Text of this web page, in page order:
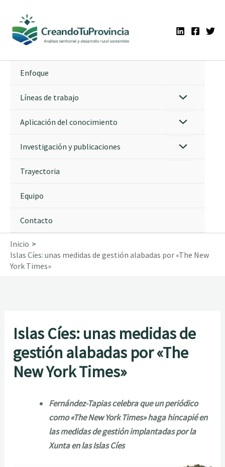
contenido
Enfoque
Líneas de trabajo
Aplicación del conocimiento
Investigación y publicaciones
Trayectoria
Equipo
Contacto
Inicio
Islas Cíes: unas medidas de gestión alabadas por «The New
York Times»
Islas Cíes: unas medidas de
gestión alabadas por «The
New York Times»
Fernández-Tapias celebra que un periódico
como «The New York Times» haga hincapié en
las medidas de gestión implantadas por la
Xunta en las Islas Cíes